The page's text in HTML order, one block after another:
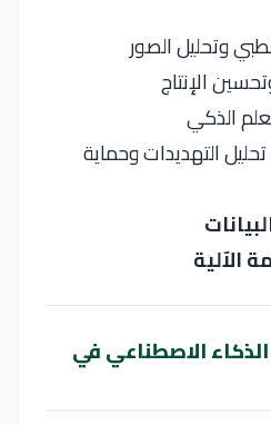
وتحليل الصور
الإنتاج
الذكي
تحليل التهديدات وحماية
الآلية
الاصطناعي في